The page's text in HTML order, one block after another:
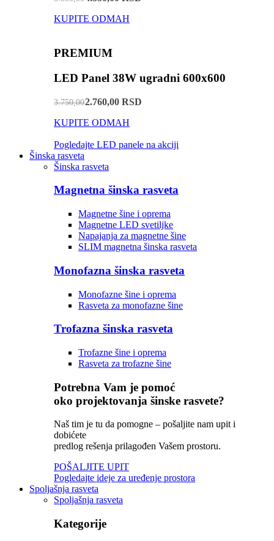
KUPITE ODMAH
PREMIUM
LED Panel 38W ugradni 600x600
3.750,002.760,00 RSD
KUPITE ODMAH
Pogledajte LED panele na akciji
Šinska rasveta
Šinska rasveta
Magnetna šinska rasveta
Magnetne šine i oprema
Magnetne LED svetiljke
Napajanja za magnetne šine
SLIM magnetna šinska rasveta
Monofazna šinska rasveta
Monofazne šine i oprema
Rasveta za monofazne šine
Trofazna šinska rasveta
Trofazne šine i oprema
Rasveta za trofazne šine
Potrebna Vam je pomoć
oko projektovanja šinske rasvete?
Naš tim je tu da pomogne – pošaljite nam upit i
dobićete
predlog rešenja prilagođen Vašem prostoru.
POŠALJITE UPIT
Pogledajte ideje za uređenje prostora
Spoljašnja rasveta
Spoljašnja rasveta
Kategorije